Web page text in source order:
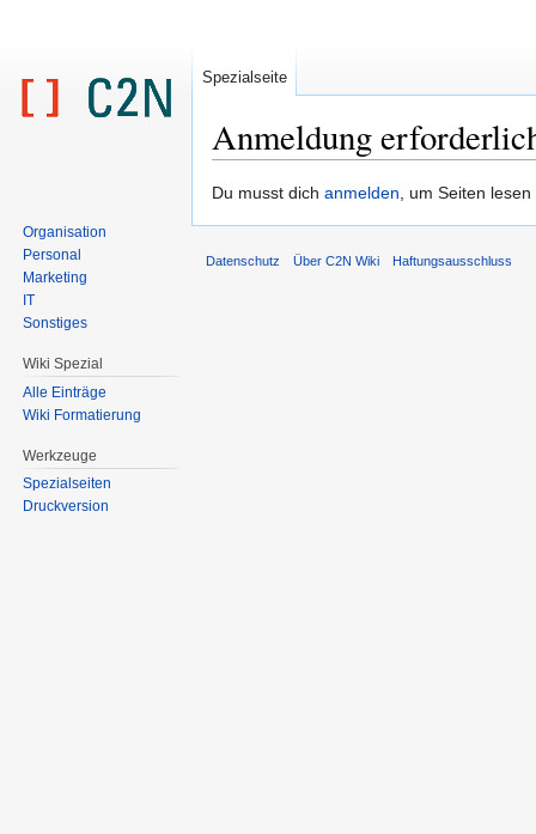
Anmeldung
Zur
Zur
Du musst dich anmelden, um Seiten
Spezialseite
Organisation
Personal
Marketing
IT
Sonstiges
Wiki Spezial
Alle Einträge
Wiki Formatierung
Werkzeuge
Spezialseiten
Druckversion
Datenschutz Über C2N Wiki Haftungsausschluss